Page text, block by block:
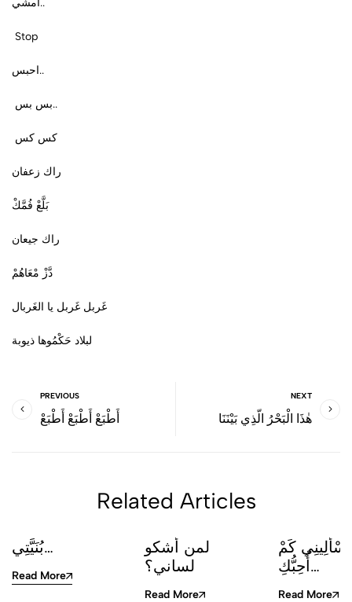
أمشي..
Stop
احبس..
بس بس..
كس كس
راك زعفان
بَلَّعْ فُمَّكْ
راك جيعان
دَّزْ مْعَاهُمْ
غَربل غَربل يا الغَربال
لبلاد حَكْمُوها ذيوبة
PREVIOUS
أَطْبَعْ أَطْبَعْ أَطْبَعْ
NEXT
هٰذَا الْبَحْرُ الَّذِي بَيْنَنَا
Related Articles
بُنَيَّتِي…
Read More
لمن أشكو
لساني؟
Read More
تَسْأَلِينِي كَمْ
أُحِبُّكِ…
Read More